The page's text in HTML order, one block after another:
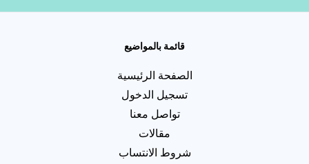
قائمة بالمواضيع
الصفحة الرئيسية
تسجيل الدخول
تواصل معنا
مقالات
شروط الانتساب